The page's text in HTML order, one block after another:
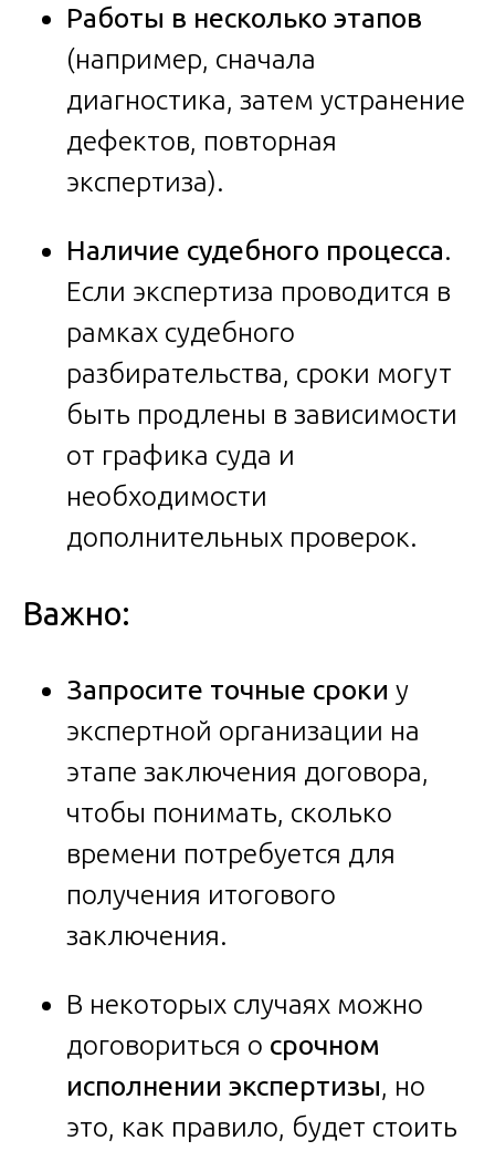
Работы в несколько этапов
(например, сначала
диагностика, затем устранение
дефектов, повторная
экспертиза).
Наличие судебного процесса.
Если экспертиза проводится в
рамках судебного
разбирательства, сроки могут
быть продлены в зависимости
от графика суда и
необходимости
дополнительных проверок.
Важно:
Запросите точные сроки у
экспертной организации на
этапе заключения договора,
чтобы понимать, сколько
времени потребуется для
получения итогового
заключения.
В некоторых случаях можно
договориться о срочном
исполнении экспертизы, но
это, как правило, будет стоить